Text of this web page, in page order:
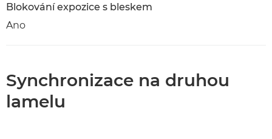
Blokování expozice s bleskem
Ano
Synchronizace na druhou
lamelu